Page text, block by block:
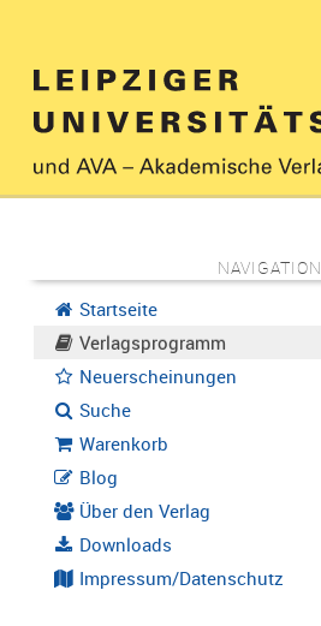
NAVIGATION
Startseite
Verlagsprogramm
Neuerscheinungen
Suche
Warenkorb
Blog
Über den Verlag
Downloads
Impressum/Datenschutz